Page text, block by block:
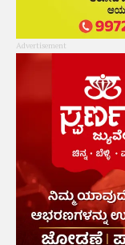
Advertisement